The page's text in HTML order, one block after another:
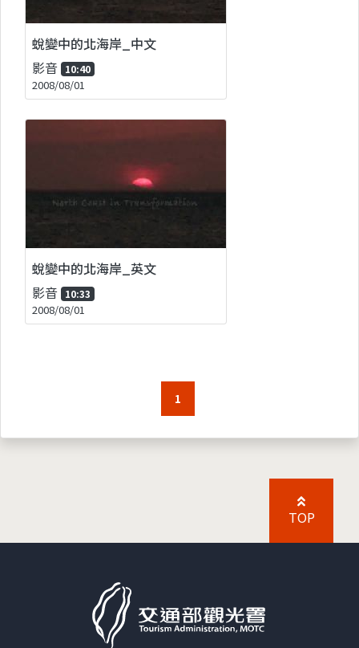
蛻變中的北海岸_中文
影音 10:40
2008/08/01
蛻變中的北海岸_英文
影音 10:33
2008/08/01
1
TOP